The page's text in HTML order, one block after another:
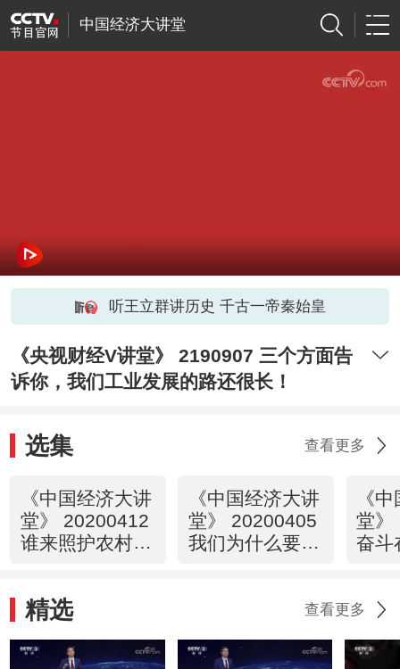
中国经济大讲堂
听王立群讲历史 千古一帝秦始皇
《央视财经V讲堂》 2190907 三个方面告
诉你，我们工业发展的路还很长！
选集 查看更多
《中国经济大讲
堂》 20200412
谁来照护农村老
《中国经济大讲
堂》 20200405
我们为什么要探
《
堂》
奋斗
精选 查看更多